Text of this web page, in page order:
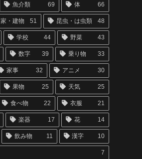
魚介類 69 体 66
家・建物 51 昆虫・は虫類 48
学校 44 野菜 43
数字 39 乗り物 33
家事 32 アニメ 30
果物 25 天気 25
食べ物 22 衣服 21
楽器 17 花 14
飲み物 11 漢字 10
7